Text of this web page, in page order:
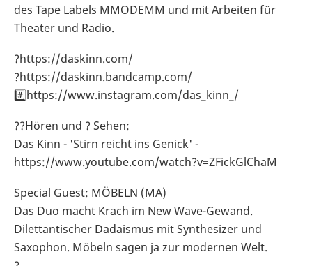
des Tape Labels MMODEMM und mit Arbeiten für
Theater und Radio.
?https://daskinn.com/
?https://daskinn.bandcamp.com/
#️⃣https://www.instagram.com/das_kinn_/
??Hören und ? Sehen:
Das Kinn - 'Stirn reicht ins Genick' -
https://www.youtube.com/watch?v=ZFickGlChaM
Special Guest: MÖBELN (MA)
Das Duo macht Krach im New Wave-Gewand.
Dilettantischer Dadaismus mit Synthesizer und
Saxophon. Möbeln sagen ja zur modernen Welt.